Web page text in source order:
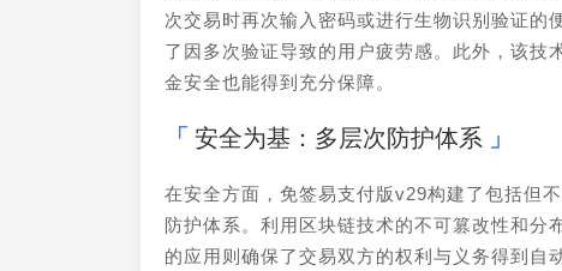
次交易时再次输入密码或进行生物识别验证的
了因多次验证导致的用户疲劳感。此外，该技
金安全也能得到充分保障。
安全为基：多层次防护体系
在安全方面，免签易支付版v29构建了包括但
防护体系。利用区块链技术的不可篡改性和分
的应用则确保了交易双方的权利与义务得到自